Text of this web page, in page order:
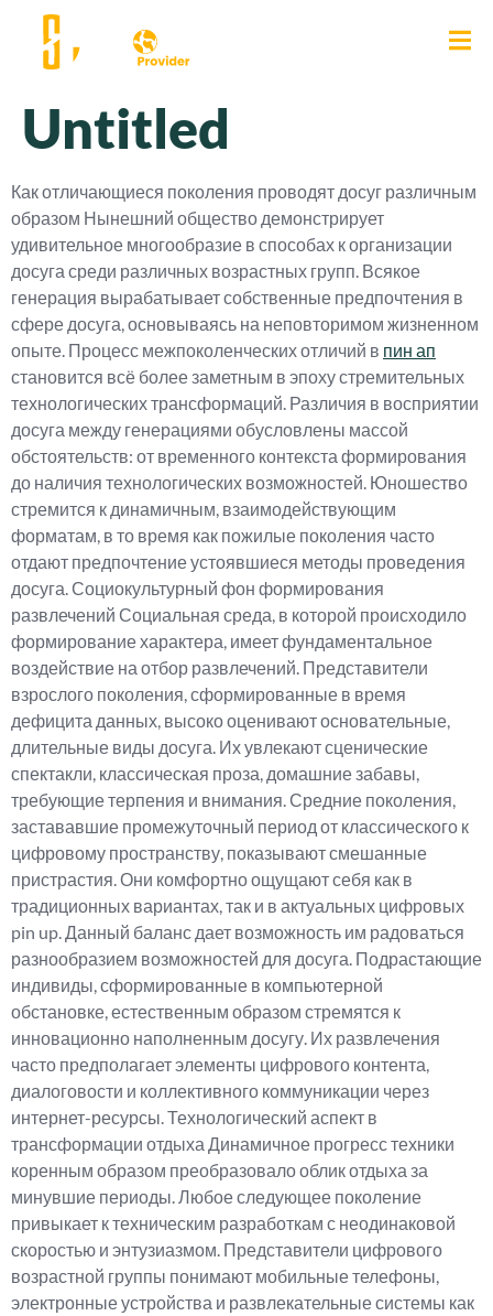
Untitled
Как отличающиеся поколения проводят досуг различным
образом Нынешний общество демонстрирует
удивительное многообразие в способах к организации
досуга среди различных возрастных групп. Всякое
генерация вырабатывает собственные предпочтения в
сфере досуга, основываясь на неповторимом жизненном
опыте. Процесс межпоколенческих отличий в пин ап
становится всё более заметным в эпоху стремительных
технологических трансформаций. Различия в восприятии
досуга между генерациями обусловлены массой
обстоятельств: от временного контекста формирования
до наличия технологических возможностей. Юношество
стремится к динамичным, взаимодействующим
форматам, в то время как пожилые поколения часто
отдают предпочтение устоявшиеся методы проведения
досуга. Социокультурный фон формирования
развлечений Социальная среда, в которой происходило
формирование характера, имеет фундаментальное
воздействие на отбор развлечений. Представители
взрослого поколения, сформированные в время
дефицита данных, высоко оценивают основательные,
длительные виды досуга. Их увлекают сценические
спектакли, классическая проза, домашние забавы,
требующие терпения и внимания. Средние поколения,
застававшие промежуточный период от классического к
цифровому пространству, показывают смешанные
пристрастия. Они комфортно ощущают себя как в
традиционных вариантах, так и в актуальных цифровых
pin up. Данный баланс дает возможность им радоваться
разнообразием возможностей для досуга. Подрастающие
индивиды, сформированные в компьютерной
обстановке, естественным образом стремятся к
инновационно наполненным досугу. Их развлечения
часто предполагает элементы цифрового контента,
диалоговости и коллективного коммуникации через
интернет-ресурсы. Технологический аспект в
трансформации отдыха Динамичное прогресс техники
коренным образом преобразовало облик отдыха за
минувшие периоды. Любое следующее поколение
привыкает к техническим разработкам с неодинаковой
скоростью и энтузиазмом. Представители цифрового
возрастной группы понимают мобильные телефоны,
электронные устройства и развлекательные системы как